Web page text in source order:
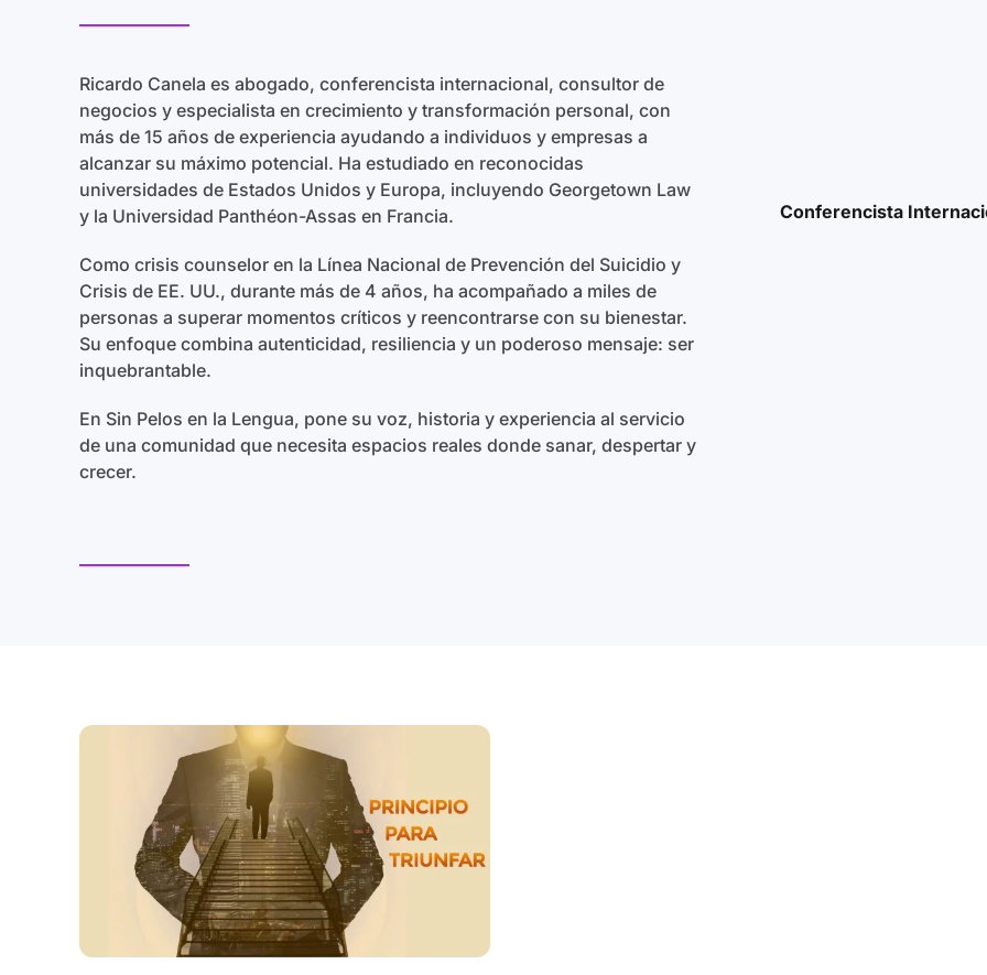
Ricardo Canela es abogado, conferencista internacional, consultor de
negocios y especialista en crecimiento y transformación personal, con
más de 15 años de experiencia ayudando a individuos y empresas a
alcanzar su máximo potencial. Ha estudiado en reconocidas
universidades de Estados Unidos y Europa, incluyendo Georgetown Law
y la Universidad Panthéon-Assas en Francia.
Como crisis counselor en la Línea Nacional de Prevención del Suicidio y
Crisis de EE. UU., durante más de 4 años, ha acompañado a miles de
personas a superar momentos críticos y reencontrarse con su bienestar.
Su enfoque combina autenticidad, resiliencia y un poderoso mensaje: ser
inquebrantable.
En Sin Pelos en la Lengua, pone su voz, historia y experiencia al servicio
de una comunidad que necesita espacios reales donde sanar, despertar y
crecer.
Conferencista